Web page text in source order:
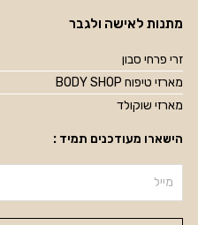
מתנות לאישה ולגבר
זרי פרחי סבון
מארזי טיפוח BODY SHOP
מארזי שוקולד
הישארו מעודכנים תמיד :